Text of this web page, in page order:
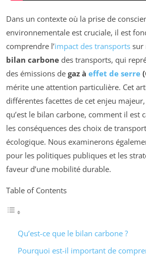
Dans un contexte où la prise de
environnementale est cruciale, il est
comprendre l’impact des transports sur
bilan carbone des transports, qui
des émissions de gaz à effet de serre
mérite une attention particulière. Cet
différentes facettes de cet enjeu
qu’est le bilan carbone, comment il est
les conséquences des choix de
écologique. Nous examinerons
pour les politiques publiques et les
faveur d’une mobilité durable.
Table of Contents
Qu’est-ce que le bilan carbone ?
Pourquoi est-il important de